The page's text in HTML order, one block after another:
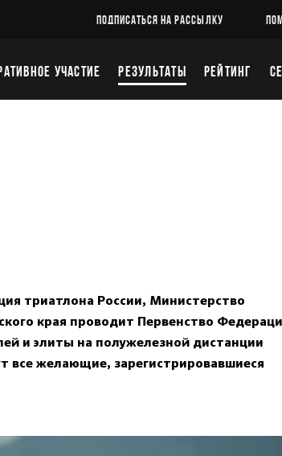
ПОДПИСАТЬСЯ НА РАССЫЛКУ
УЧАСТИЕ РЕЗУЛЬТАТЫ РЕЙТИНГ
триатлона России, Министерство
края проводит Первенство
и элиты на полужелезной дистанции
все желающие, зарегистрировавшиеся